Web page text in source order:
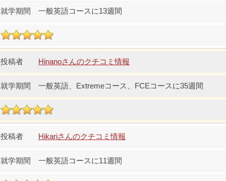
一般英語コースに13週間
Hinanoさんのクチコミ情報
一般英語、Extremeコース、FCEコースに35週間
Hikariさんのクチコミ情報
一般英語コースに11週間